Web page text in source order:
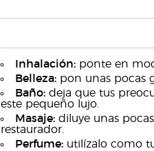
Inhalación:ponte en
Belleza:pon unas pocas
Baño:deja que tus
este pequeño lujo.
Masaje:diluye unas
restaurador.
Perfume:utilízalo como tu